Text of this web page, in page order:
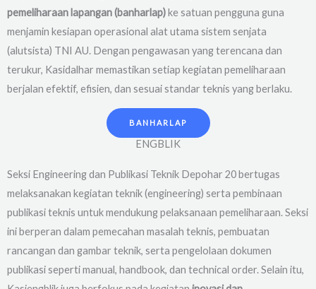
pemeliharaan lapangan (banharlap)ke satuan pengguna guna
menjamin kesiapan operasional alat utama sistem senjata
(alutsista) TNI AU. Dengan pengawasan yang terencana dan
terukur, Kasidalhar memastikan setiap kegiatan pemeliharaan
berjalan efektif, efisien, dan sesuai standar teknis yang berlaku.
BANHARLAP
ENGBLIK
Seksi Engineering dan Publikasi Teknik Depohar 20 bertugas
melaksanakan kegiatan teknik (engineering) serta pembinaan
publikasi teknis untuk mendukung pelaksanaan pemeliharaan. Seksi
ini berperan dalam pemecahan masalah teknis, pembuatan
rancangan dan gambar teknik, serta pengelolaan dokumen
publikasi seperti manual, handbook, dan technical order. Selain itu,